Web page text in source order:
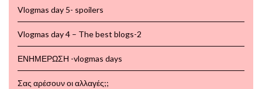
Vlogmas day 5- spoilers
Vlogmas day 4 – The best blogs-2
ΕΝΗΜΕΡΩΣΗ -vlogmas days
Σας αρέσουν οι αλλαγές;;